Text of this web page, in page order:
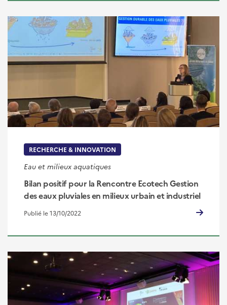
RECHERCHE & INNOVATION
Eau et milieux aquatiques
Bilan positif pour la Rencontre Ecotech Gestion
des eaux pluviales en milieux urbain et industriel
Publié le 13/10/2022